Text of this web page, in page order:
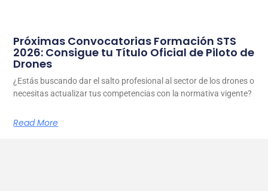
Próximas Convocatorias Formación STS
2026: Consigue tu Título Oficial de Piloto de
Drones
¿Estás buscando dar el salto profesional al sector de los drones o
necesitas actualizar tus competencias con la normativa vigente?
Read More